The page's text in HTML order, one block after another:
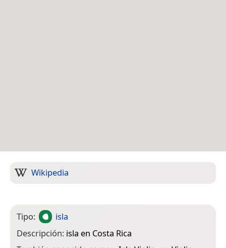
Wikipedia
Tipo:
isla
Descripción: isla en Costa Rica